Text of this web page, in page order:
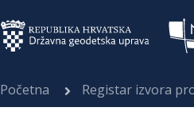
Početna Registar izvora